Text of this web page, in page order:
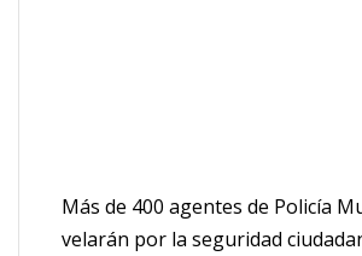
Más de 400 agentes de Policía
velarán por la seguridad